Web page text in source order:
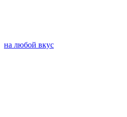
на любой вкус